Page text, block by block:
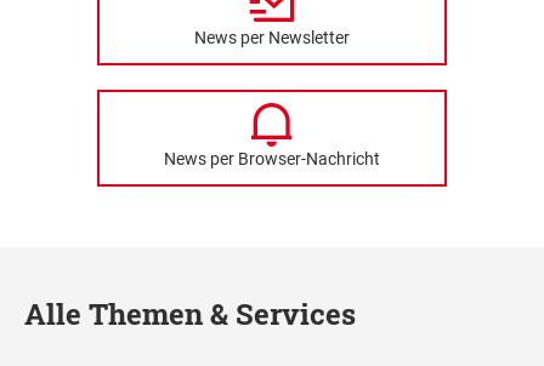
News per Newsletter
News per Browser-Nachricht
Alle Themen & Services